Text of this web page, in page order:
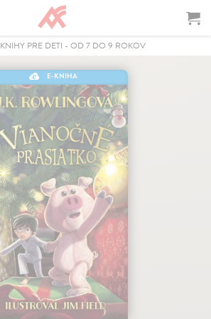
KNIHY PRE DETI - OD 7 DO 9 ROKOV
E-KNIHA